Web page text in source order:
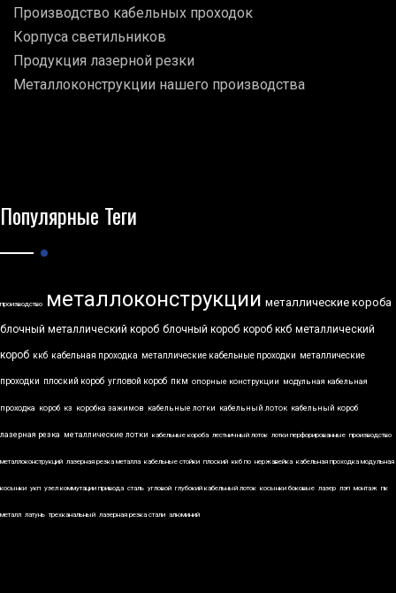
Производство кабельных проходок
Корпуса светильников
Продукция лазерной резки
Металлоконструкции нашего производства
Популярные Теги
производство металлоконструкции металлические короба
блочный металлический короб блочный короб короб ккб металлический
короб ккб кабельная проходка металлические кабельные проходки металлические
проходки плоский короб угловой короб пкм опорные конструкции модульная кабельная
проходка короб кз коробка зажимов кабельные лотки кабельный лоток кабельный короб
лазерная резка металлические лотки кабельные короба лестничный лоток лотки перфорированные производство
металлоконструкций лазерная резка металла кабельные стойки плоский ккб по нержавейка кабельная проходка модульная
косынки укп узел коммутации привода сталь угловой глубокий кабельный лоток косынки боковые лазер лэп монтаж пк
металл латунь трехканальный лазерная резка стали алюминий